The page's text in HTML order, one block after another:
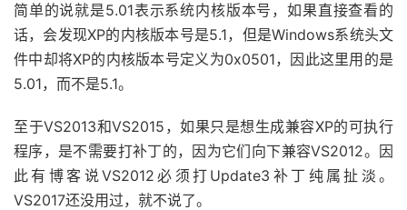
简单的说就是5.01表示系统内核版本号，如果直接查看的
话，会发现XP的内核版本号是5.1，但是Windows系统头文
件中却将XP的内核版本号定义为0x0501，因此这里用的是
5.01，而不是5.1。
至于VS2013和VS2015，如果只是想生成兼容XP的可执行
程序，是不需要打补丁的，因为它们向下兼容VS2012。因
此有博客说VS2012必须打Update3补丁纯属扯淡。
VS2017还没用过，就不说了。